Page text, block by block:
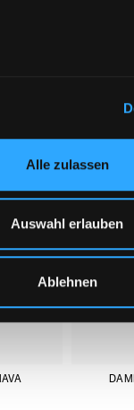
Alle zulassen
Auswahl erlauben
Ablehnen